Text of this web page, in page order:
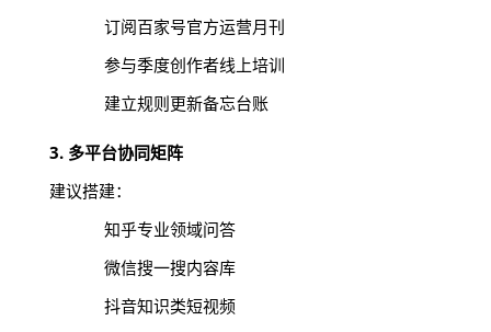
订阅百家号官方运营月刊
参与季度创作者线上培训
建立规则更新备忘台账
3. 多平台协同矩阵
建议搭建：
知乎专业领域问答
微信搜一搜内容库
抖音知识类短视频